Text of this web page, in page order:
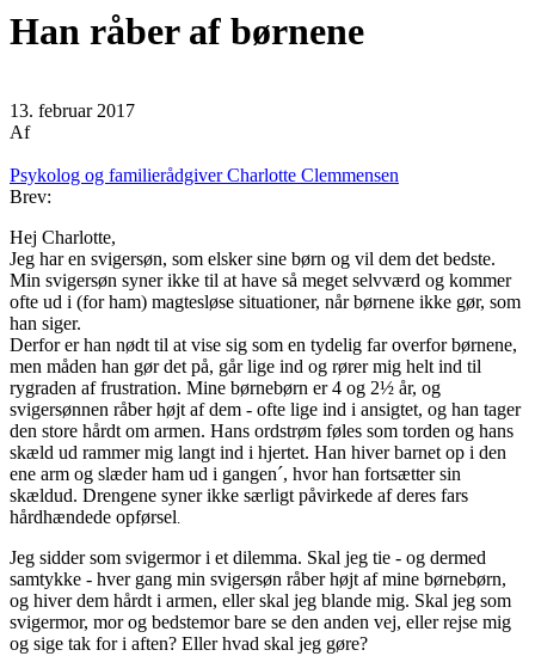
Han råber af børnene
13. februar 2017
Af
Psykolog og familierådgiver Charlotte Clemmensen
Brev:
Hej Charlotte,
Jeg har en svigersøn, som elsker sine børn og vil dem det bedste.
Min svigersøn syner ikke til at have så meget selvværd og kommer
ofte ud i (for ham) magtesløse situationer, når børnene ikke gør, som
han siger.
Derfor er han nødt til at vise sig som en tydelig far overfor børnene,
men måden han gør det på, går lige ind og rører mig helt ind til
rygraden af frustration. Mine børnebørn er 4 og 2½ år, og
svigersønnen råber højt af dem - ofte lige ind i ansigtet, og han tager
den store hårdt om armen. Hans ordstrøm føles som torden og hans
skæld ud rammer mig langt ind i hjertet. Han hiver barnet op i den
ene arm og slæder ham ud i gangen´, hvor han fortsætter sin
skældud. Drengene syner ikke særligt påvirkede af deres fars
hårdhændede opførsel.
Jeg sidder som svigermor i et dilemma. Skal jeg tie - og dermed
samtykke - hver gang min svigersøn råber højt af mine børnebørn,
og hiver dem hårdt i armen, eller skal jeg blande mig. Skal jeg som
svigermor, mor og bedstemor bare se den anden vej, eller rejse mig
og sige tak for i aften? Eller hvad skal jeg gøre?